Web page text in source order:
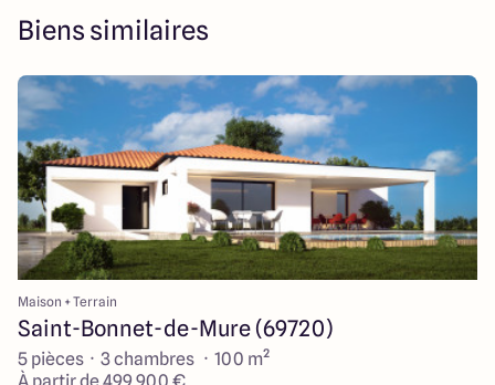
Biens similaires
Maison + Terrain
Saint-Bonnet-de-Mure (69720)
5 pièces · 3 chambres · 100 m²